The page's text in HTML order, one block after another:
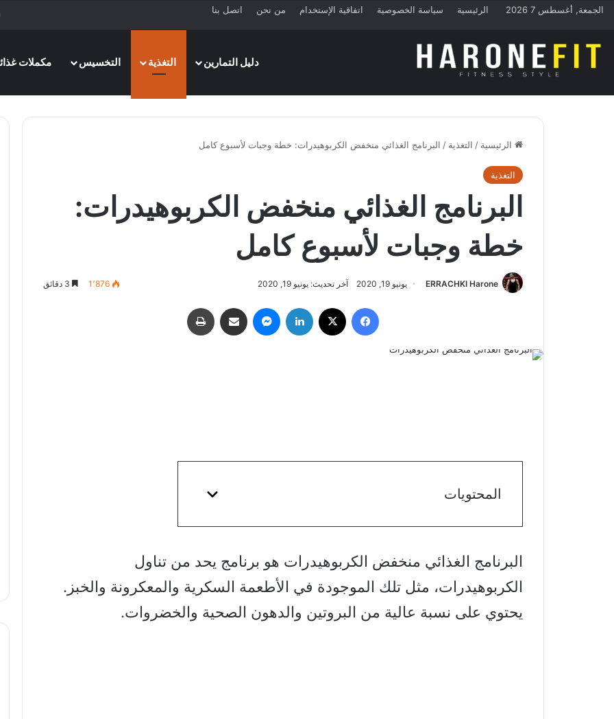
الجمعة, أغسطس 7 2026 الرئيسية سياسة الخصوصية اتفاقية الإستخدام من نحن اتصل بنا
دليل التمارين
التغذية التخسيس مكملات
الرئيسية / التغذية / البرنامج الغذائي منخفض الكربوهيدرات: خطة وجبات لأسبوع كامل
التغذية
البرنامج الغذائي منخفض الكربوهيدرات:
خطة وجبات لأسبوع كامل
ERRACHKI Harone يونيو 19, 2020 آخر تحديث: يونيو 19, 2020 1٬876
فيسبوك لينكدإن ماسنجر مشاركة عبر البريد
المحتويات
البرنامج الغذائي منخفض الكربوهيدرات هو برنامج يحد من تناول
الكربوهيدرات، مثل تلك الموجودة في الأطعمة السكرية والمعكرونة والخبز.
يحتوي على نسبة عالية من البروتين والدهون الصحية والخضروات.